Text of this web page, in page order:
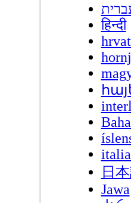
हिन्दी
日
Jawa